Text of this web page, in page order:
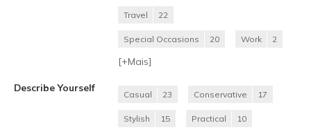
Travel 22
Special Occasions 20 Work 2
[+Mais]
Describe Yourself
Casual 23 Conservative 17
Stylish 15 Practical 10